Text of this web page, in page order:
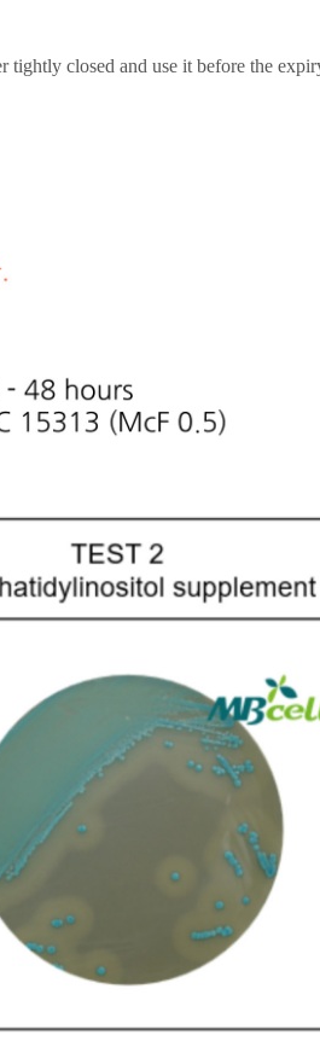
closed and use it before the